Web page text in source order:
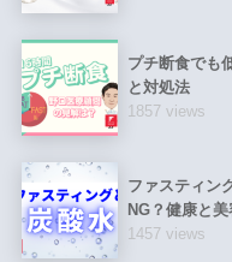
プチ断食でも
と対処法
1857 views
ファスティン
NG？健康と
1457 views